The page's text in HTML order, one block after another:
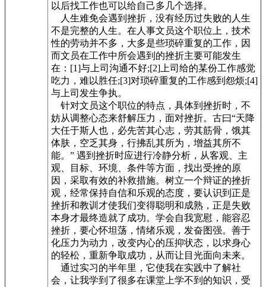
以后找工作也可以给自己多几个选择。
人生难免会遇到挫折，没有经历过失败的人生
不是完整的人生。在人事文员这个职位上，技术
性的劳动并不多，大多是些琐碎重复的工作，因
而文员在工作中所会遇到的挫折主要可能发生
在：[1]与上司沟通不好;[2]上司给的某份工作感觉
吃力，难以胜任;[3]对琐碎重复的工作感到怨烦;[4]
与上司发生争执。
针对文员这个职位的特点，具体到挫折时，不
妨从调整心态来舒解压力，面对挫折。古曰“天降
大任于斯人也，必先苦其心志，劳其筋骨，饿其
体肤，空乏其身，行拂乱其所为，增益其所不
能。” 遇到挫折时应进行冷静分析，从客观、主
观、目标、环境、条件等方面，找出受挫的原
因，采取有效的补救措施。树立一个辩证的挫折
观，经常保持自信和乐观的态度，要认识到正是
挫折和教训才使我们变得聪明和成熟，正是失败
本身才最终造就了成功。学会自我宽慰，能容忍
挫折，要心怀坦荡，情绪乐观，发奋图强。善于
化压力为动力，改变内心的压抑状态，以求身心
的轻松，重新争取成功，从而让目光面向未来。
通过实习的半年里，它使我在实践中了解社
会，让我学到了很多在课堂上学不到的知识，受